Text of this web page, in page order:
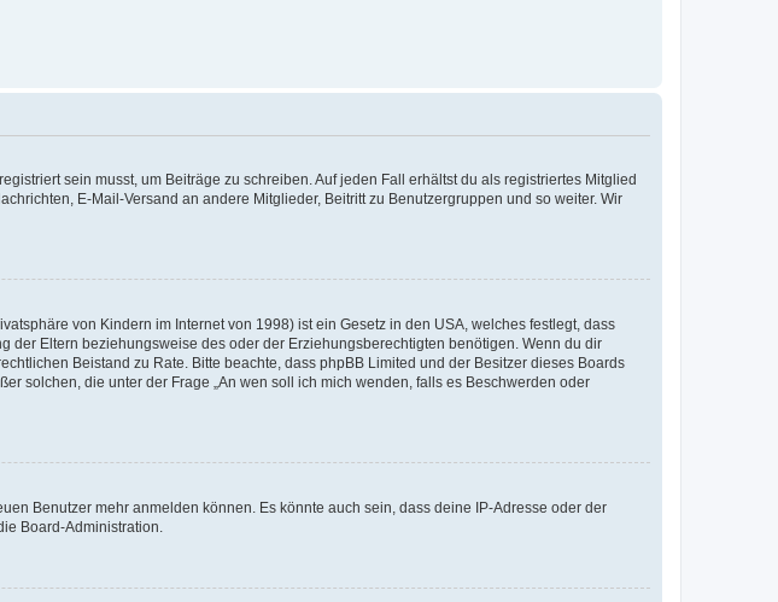
sein musst, um Beiträge zu schreiben. Auf jeden Fall erhältst du als registriertes Mitglied
E-Mail-Versand an andere Mitglieder, Beitritt zu Benutzergruppen und so weiter. Wir
von Kindern im Internet von 1998) ist ein Gesetz in den USA, welches festlegt, dass
Eltern beziehungsweise des oder der Erziehungsberechtigten benötigen. Wenn du dir
Beistand zu Rate. Bitte beachte, dass phpBB Limited und der Besitzer dieses Boards
solchen, die unter der Frage „An wen soll ich mich wenden, falls es Beschwerden oder
Benutzer mehr anmelden können. Es könnte auch sein, dass deine IP-Adresse oder der
Board-Administration.